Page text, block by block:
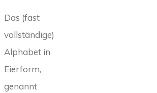
Das (fast
vollständige)
Alphabet in
Eierform,
genannt